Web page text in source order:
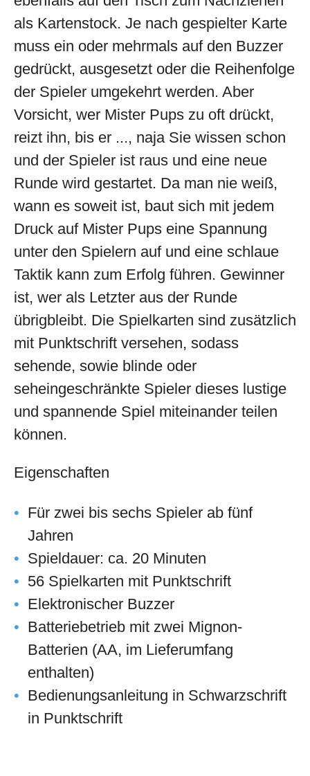
als Kartenstock. Je nach gespielter Karte
muss ein oder mehrmals auf den Buzzer
gedrückt, ausgesetzt oder die Reihenfolge
der Spieler umgekehrt werden. Aber
Vorsicht, wer Mister Pups zu oft drückt,
reizt ihn, bis er ..., naja Sie wissen schon
und der Spieler ist raus und eine neue
Runde wird gestartet. Da man nie weiß,
wann es soweit ist, baut sich mit jedem
Druck auf Mister Pups eine Spannung
unter den Spielern auf und eine schlaue
Taktik kann zum Erfolg führen. Gewinner
ist, wer als Letzter aus der Runde
übrigbleibt. Die Spielkarten sind zusätzlich
mit Punktschrift versehen, sodass
sehende, sowie blinde oder
seheingeschränkte Spieler dieses lustige
und spannende Spiel miteinander teilen
können.
Eigenschaften
Für zwei bis sechs Spieler ab fünf
Jahren
Spieldauer: ca. 20 Minuten
56 Spielkarten mit Punktschrift
Elektronischer Buzzer
Batteriebetrieb mit zwei Mignon-
Batterien (AA, im Lieferumfang
enthalten)
Bedienungsanleitung in Schwarzschrift
in Punktschrift